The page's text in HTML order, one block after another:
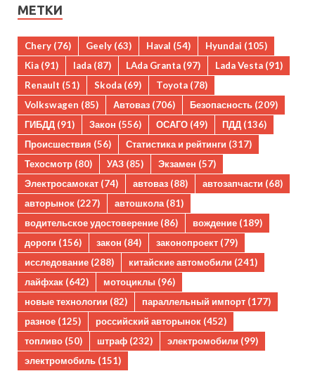
МЕТКИ
Chery (76) Geely (63) Haval (54) Hyundai (105)
Kia (91) lada (87) LAda Granta (97) Lada Vesta (91)
Renault (51) Skoda (69) Toyota (78)
Volkswagen (85) Автоваз (706) Безопасность (209)
ГИБДД (91) Закон (556) ОСАГО (49) ПДД (136)
Происшествия (56) Статистика и рейтинги (317)
Техосмотр (80) УАЗ (85) Экзамен (57)
Электросамокат (74) автоваз (88) автозапчасти (68)
авторынок (227) автошкола (81)
водительское удостоверение (86) вождение (189)
дороги (156) закон (84) законопроект (79)
исследование (288) китайские автомобили (241)
лайфхак (642) мотоциклы (96)
новые технологии (82) параллельный импорт (177)
разное (125) российский авторынок (452)
топливо (50) штраф (232) электромобили (99)
электромобиль (151)